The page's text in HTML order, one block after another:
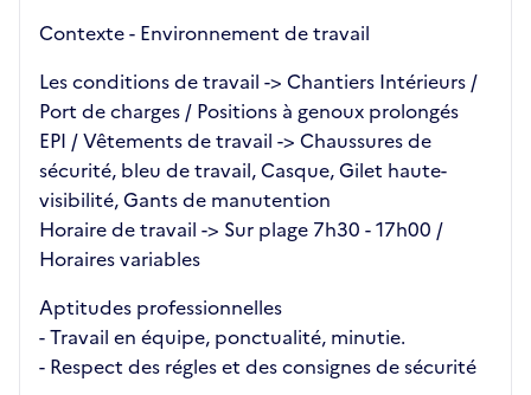
Contexte - Environnement de travail
Les conditions de travail -> Chantiers Intérieurs /
Port de charges / Positions à genoux prolongés
EPI / Vêtements de travail -> Chaussures de
sécurité, bleu de travail, Casque, Gilet haute-
visibilité, Gants de manutention
Horaire de travail -> Sur plage 7h30 - 17h00 /
Horaires variables
Aptitudes professionnelles
- Travail en équipe, ponctualité, minutie.
- Respect des régles et des consignes de sécurité